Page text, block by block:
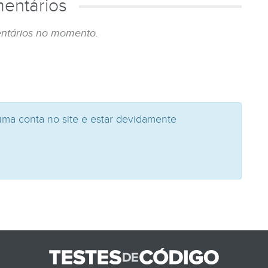
no momento.
conta no site e estar devidamente